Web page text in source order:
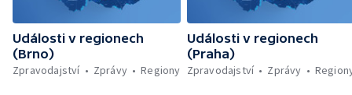
Události v regionech
(Brno)
Zpravodajství
Zprávy Regiony
Události v regionech
(Praha)
Zpravodajství
Zprávy